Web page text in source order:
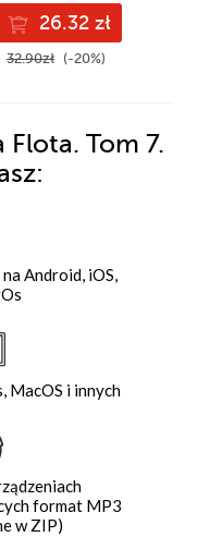
26.32 zł
32.90zł (-20%)
Flota. Tom 7.
Android, iOS,
MacOS i innych
format MP3
w ZIP)